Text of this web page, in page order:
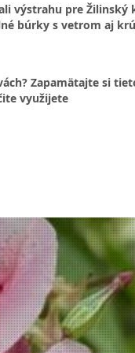
výstrahu pre Žilinský
búrky s vetrom aj
Zapamätajte si
využijete